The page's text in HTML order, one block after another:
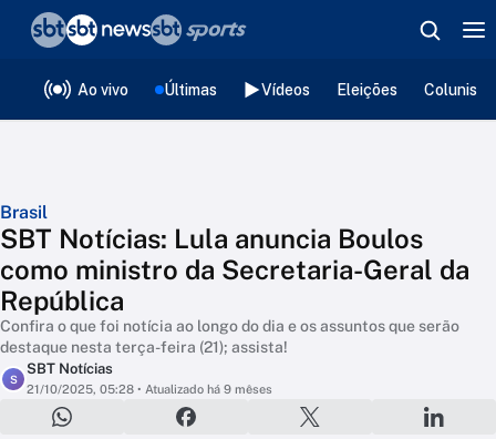
Ao vivo Últimas Vídeos Eleições
Brasil
SBT Notícias: Lula anuncia Boulos
como ministro da Secretaria-Geral da
República
Confira o que foi notícia ao longo do dia e os assuntos que serão
destaque nesta terça-feira (21); assista!
S
SBT Notícias
21/10/2025, 05:28 • Atualizado há 9 mêses
❮voltar
Editorias